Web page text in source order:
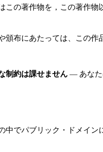
この著作物を，この著作物
頒布にあたっては、この作
制約は課せません — あなた
中でパブリック・ドメイ